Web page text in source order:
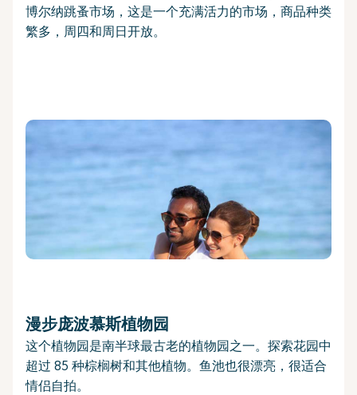
博尔纳跳蚤市场，这是一个充满活力的市场，商品种类
繁多，周四和周日开放。
漫步庞波慕斯植物园
这个植物园是南半球最古老的植物园之一。探索花园中
超过 85 种棕榈树和其他植物。鱼池也很漂亮，很适合
情侣自拍。